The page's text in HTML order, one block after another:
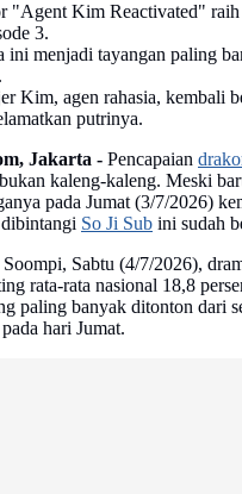
"Agent Kim Reactivated"
3.
ini menjadi tayangan paling
Kim, agen rahasia, kembali
putrinya.
Jakarta - Pencapaian
bukan kaleng-kaleng. Meski
pada Jumat (3/7/2026)
So Ji Sub ini sudah
Sabtu (4/7/2026),
rata-rata nasional 18,8
paling banyak ditonton dari
hari Jumat.